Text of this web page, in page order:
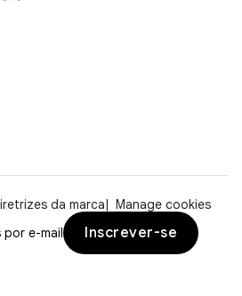
da marca
Manage cookies
por e-mail
Inscrever-se